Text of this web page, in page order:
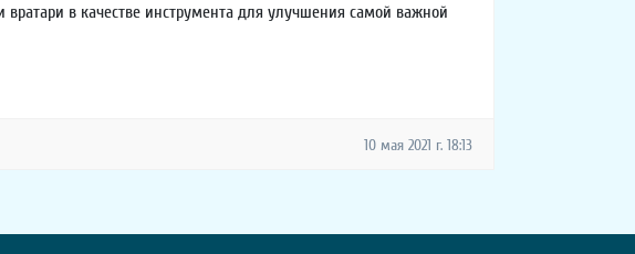
в качестве инструмента для улучшения самой важной
10 мая 2021 г. 18:13